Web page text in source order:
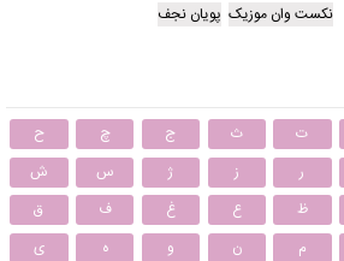
نکست وان موزیک پویان نجف
ت ث ج چ
ح
ر ز ژ س
ش
ظ ع غ ف
ق
م ن و ه ی